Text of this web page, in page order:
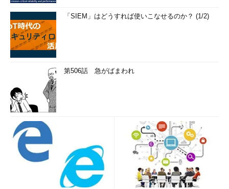
「SIEM」はどうすれば使いこなせるのか？ (1/2)
第506話 急がばまわれ